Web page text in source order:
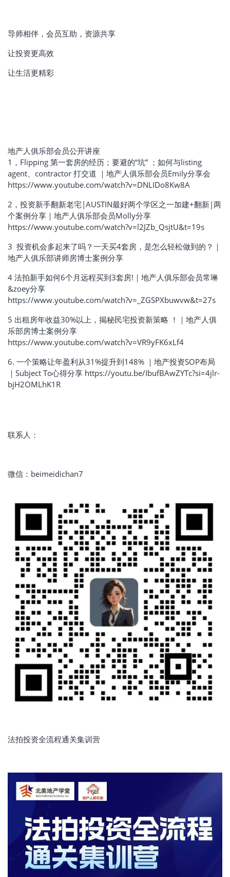
导师相伴，会员互助，资源共享
让投资更高效
让生活更精彩
地产人俱乐部会员公开讲座
1，Flipping 第一套房的经历；要避的“坑” ；如何与listing
agent、contractor 打交道 ｜地产人俱乐部会员Emily分享会
https://www.youtube.com/watch?v=DNLIDo8Kw8A
2，投资新手翻新老宅|AUSTIN最好两个学区之一加建+翻新|两
个案例分享｜地产人俱乐部会员Molly分享
https://www.youtube.com/watch?v=l2JZb_QsjtU&t=19s
3 投资机会多起来了吗？一天买4套房，是怎么轻松做到的？｜
地产人俱乐部讲师房博士案例分享
4 法拍新手如何6个月远程买到3套房!｜地产人俱乐部会员常琳
&zoey分享
https://www.youtube.com/watch?v=_ZGSPXbuwvw&t=27s
5 出租房年收益30%以上，揭秘民宅投资新策略 ！｜地产人俱
乐部房博士案例分享
https://www.youtube.com/watch?v=VR9yFK6xLf4
6. 一个策略让年盈利从31%提升到148% ｜地产投资SOP布局
｜Subject To心得分享 https://youtu.be/IbufBAwZYTc?si=4jlr-
bjH2OMLhK1R
联系人：
微信：beimeidichan7
法拍投资全流程通关集训营